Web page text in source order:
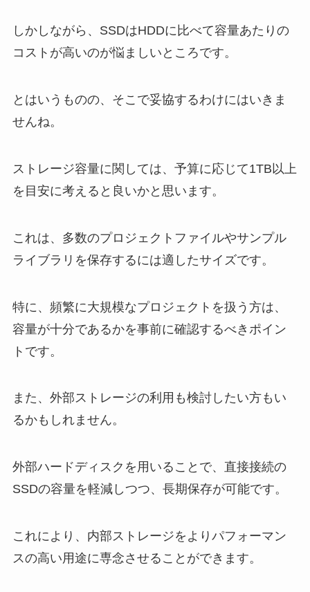
しかしながら、SSDはHDDに比べて容量あたりの
コストが高いのが悩ましいところです。
とはいうものの、そこで妥協するわけにはいきま
せんね。
ストレージ容量に関しては、予算に応じて1TB以上
を目安に考えると良いかと思います。
これは、多数のプロジェクトファイルやサンプル
ライブラリを保存するには適したサイズです。
特に、頻繁に大規模なプロジェクトを扱う方は、
容量が十分であるかを事前に確認するべきポイン
トです。
また、外部ストレージの利用も検討したい方もい
るかもしれません。
外部ハードディスクを用いることで、直接接続の
SSDの容量を軽減しつつ、長期保存が可能です。
これにより、内部ストレージをよりパフォーマン
スの高い用途に専念させることができます。